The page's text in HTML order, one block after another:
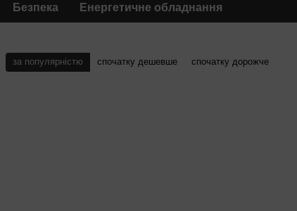
Безпека Енергетичне обладнання
за популярністю спочатку дешевше спочатку дорожче